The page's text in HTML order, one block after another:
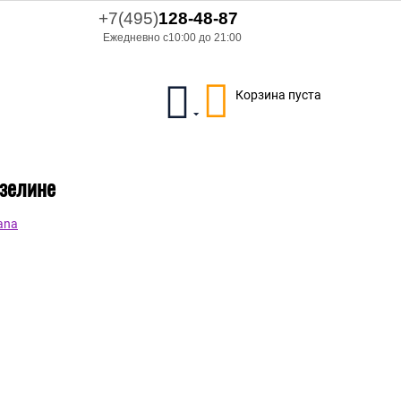
+7(495)128-48-87
Ежедневно с10:00 до 21:00
Корзина пуста